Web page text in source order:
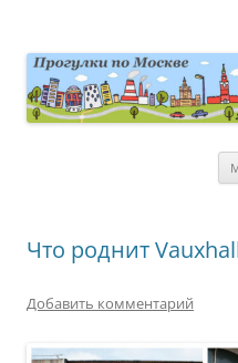
Что роднит
Добавить комментарий